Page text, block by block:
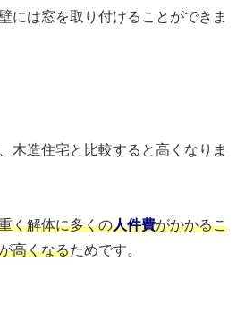
には窓を取り付けることができま
木造住宅と比較すると高くなりま
く解体に多くの人件費がかかるこ
高くなるためです。